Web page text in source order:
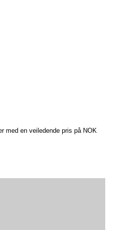
med en veiledende pris på NOK